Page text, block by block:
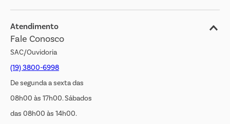
Jornal de Ofertas
Transparência Salarial
Atendimento
Fale Conosco
SAC/Ouvidoria
(19) 3800-6998
De segunda a sexta das
08h00 às 17h00. Sábados
das 08h00 às 14h00.